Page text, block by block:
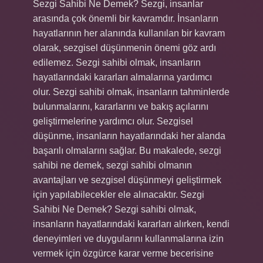
Sezgi Sahibi Ne Demek? Sezgi, insanlar
arasında çok önemli bir kavramdır. İnsanların
hayatlarının her alanında kullanılan bir kavram
olarak, sezgisel düşünmenin önemi göz ardı
edilemez. Sezgi sahibi olmak, insanların
hayatlarındaki kararları almalarına yardımcı
olur. Sezgi sahibi olmak, insanların tahminlerde
bulunmalarını, kararlarını ve bakış açılarını
geliştirmelerine yardımcı olur. Sezgisel
düşünme, insanların hayatlarındaki her alanda
başarılı olmalarını sağlar. Bu makalede, sezgi
sahibi ne demek, sezgi sahibi olmanın
avantajları ve sezgisel düşünmeyi geliştirmek
için yapılabilecekler ele alınacaktır. Sezgi
Sahibi Ne Demek? Sezgi sahibi olmak,
insanların hayatlarındaki kararları alırken, kendi
deneyimleri ve duygularını kullanmalarına izin
vermek için özgürce karar verme becerisine